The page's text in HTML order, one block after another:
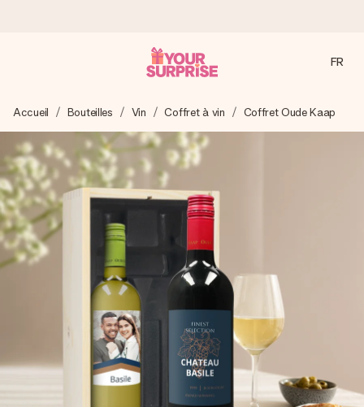
Nous préparons votre cadeau avec attention et l’envoyons
en un éclair – pour que vous puissiez l’offrir au bon moment,
quand cela compte le plus.
4,8 (sur la base de +15 000 avis)
Nos cadeaux sont appréciés. Les clients nous attribuent
une note de 4,8 sur Google Reviews (total de tous les
pays où nous sommes présents).
Carte de vœux gratuite
Créez quelque chose d’unique en quelques étapes – avec
son prénom, votre photo ou un message qui touche le cœur.
Sans complications, juste tout l’amour pour le moment idéal.
FR
Accueil Bouteilles Vin Coffret à vin Coffret Oude Kaap